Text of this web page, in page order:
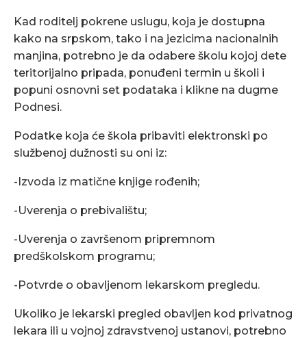
Kad roditelj pokrene uslugu, koja je dostupna
kako na srpskom, tako i na jezicima nacionalnih
manjina, potrebno je da odabere školu kojoj dete
teritorijalno pripada, ponuđeni termin u školi i
popuni osnovni set podataka i klikne na dugme
Podnesi.
Podatke koja će škola pribaviti elektronski po
službenoj dužnosti su oni iz:
-Izvoda iz matične knjige rođenih;
-Uverenja o prebivalištu;
-Uverenja o završenom pripremnom
predškolskom programu;
-Potvrde o obavljenom lekarskom pregledu.
Ukoliko je lekarski pregled obavljen kod privatnog
lekara ili u vojnoj zdravstvenoj ustanovi, potrebno